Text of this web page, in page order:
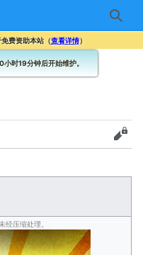
搜索
费资助本站（查看详情）
时19分钟后开始维护。
查看
经压缩处理。